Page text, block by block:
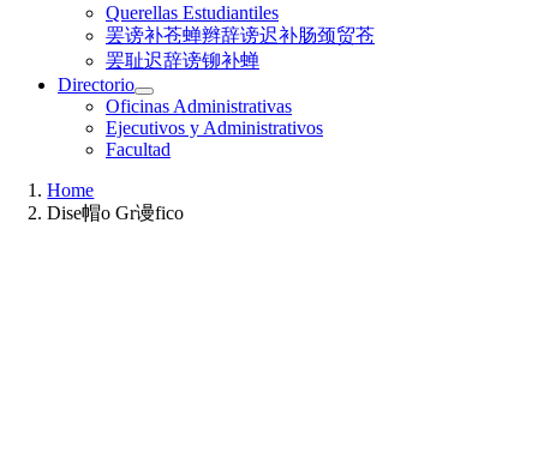
Querellas Estudiantiles
罢谤补苍蝉辫辞谤迟补肠颈贸苍
罢耻迟辞谤铆补蝉
Directorio
Oficinas Administrativas
Ejecutivos y Administrativos
Facultad
Home
Dise帽o Gr谩fico